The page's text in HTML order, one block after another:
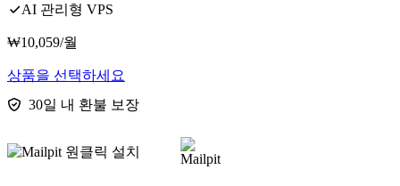
AI 관리형 VPS
₩10,059/월
상품을 선택하세요
30일 내 환불 보장